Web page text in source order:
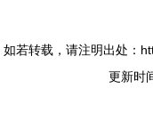
如若转载，请注明出处：
更新时